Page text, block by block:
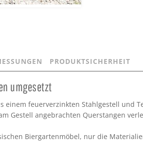
PRODUKTSICHERHEIT
umgesetzt
einem feuerverzinkten Stahlgestell und
Gestell angebrachten Querstangen
Biergartenmöbel, nur die